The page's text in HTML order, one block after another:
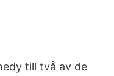
till två av de